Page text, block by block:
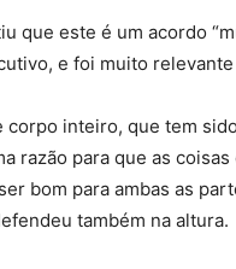
que este é um acordo
e foi muito
corpo inteiro, que tem
razão para que as
bom para ambas as
também na altura.